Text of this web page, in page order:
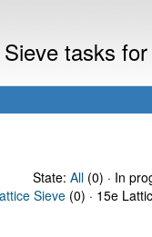
tasks
State: All(0) · In
Sieve (0) · 15e